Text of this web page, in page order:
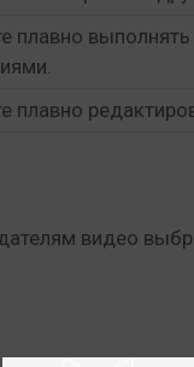
плавно
плавно
видео